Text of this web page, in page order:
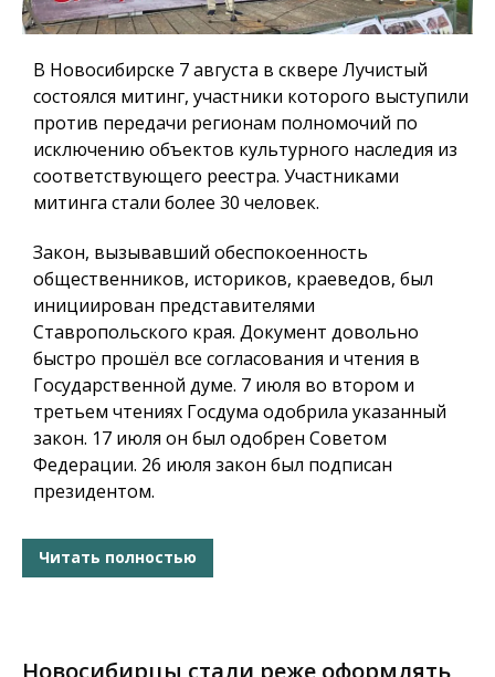
В Новосибирске 7 августа в сквере Лучистый
состоялся митинг, участники которого выступили
против передачи регионам полномочий по
исключению объектов культурного наследия из
соответствующего реестра. Участниками
митинга стали более 30 человек.
Закон, вызывавший обеспокоенность
общественников, историков, краеведов, был
инициирован представителями
Ставропольского края. Документ довольно
быстро прошёл все согласования и чтения в
Государственной думе. 7 июля во втором и
третьем чтениях Госдума одобрила указанный
закон. 17 июля он был одобрен Советом
Федерации. 26 июля закон был подписан
президентом.
Читать полностью
Новосибирцы стали реже оформлять